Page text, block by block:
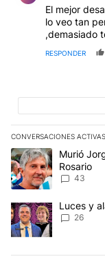
El mejor
lo veo tan
,demasiado
RESPONDER
CONVERSACIONES ACTIVAS
Este listado
Un artículo deMurió
Rosario
43
Un artículo deLuces y
26